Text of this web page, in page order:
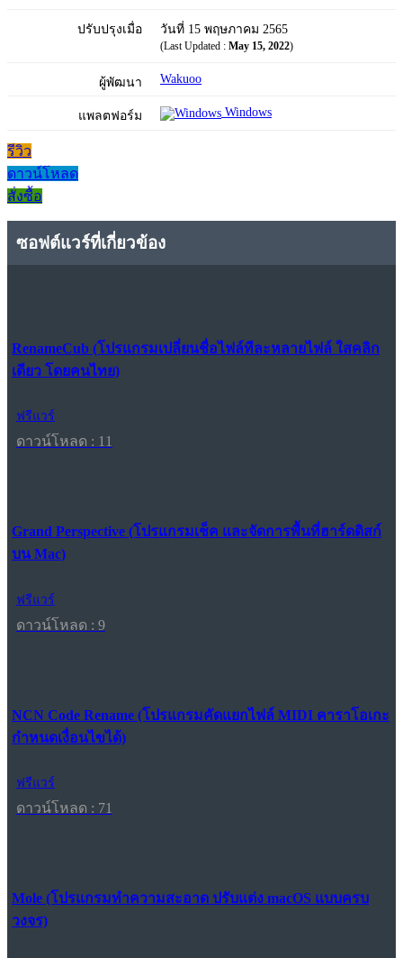
ปรับปรุงเมื่อ วันที่ 15 พฤษภาคม 2565
(Last Updated : May 15, 2022)
ผู้พัฒนา Wakuoo
แพลตฟอร์ม Windows
รีวิว
ดาวน์โหลด
สั่งซื้อ
ซอฟต์แวร์ที่เกี่ยวข้อง
RenameCub (โปรแกรมเปลี่ยนชื่อไฟล์ทีละหลายไฟล์ ใสคลิก
เดียว โดยคนไทย)
ฟรีแวร์
ดาวน์โหลด : 11
Grand Perspective (โปรแกรมเช็ค และจัดการพื้นที่ฮาร์ดดิสก์
บน Mac)
ฟรีแวร์
ดาวน์โหลด : 9
NCN Code Rename (โปรแกรมคัดแยกไฟล์ MIDI คาราโอเกะ
กำหนดเงื่อนไขได้)
ฟรีแวร์
ดาวน์โหลด : 71
Mole (โปรแกรมทำความสะอาด ปรับแต่ง macOS แบบครบ
วงจร)